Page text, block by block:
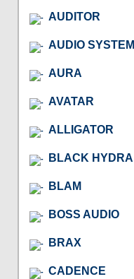
AUDITOR
AUDIO SYSTEM
AURA
AVATAR
ALLIGATOR
BLACK HYDRA
BLAM
BOSS AUDIO
BRAX
CADENCE